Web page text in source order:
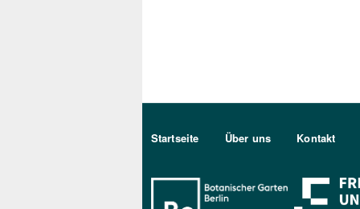
Sekundärmenu DE
Startseite Über uns Kontakt
Bo Berlin